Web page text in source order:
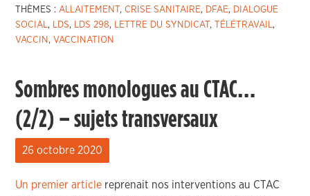
THÈMES :ALLAITEMENT ,CRISE SANITAIRE, DFAE, DIALOGUE
SOCIAL, LDS, LDS 298, LETTRE DU SYNDICAT , TÉLÉTRAVAIL,
VACCIN , VACCINATION
Sombres monologues au CTAC…
(2/2) – sujets transversaux
26 octobre 2020
Un premier article reprenait nos interventions au CTAC